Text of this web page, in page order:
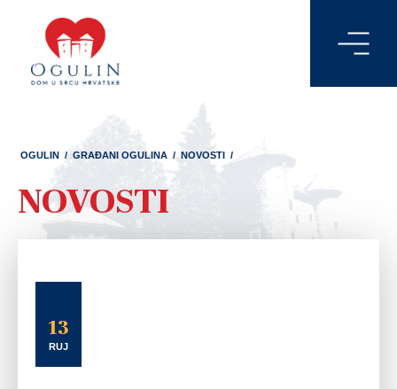
OGULIN / GRAĐANI OGULINA / NOVOSTI /
NOVOSTI
13
RUJ